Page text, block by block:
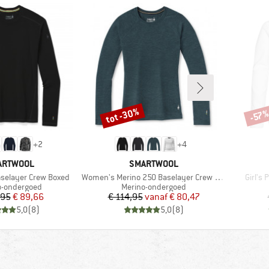
+2
Crew Boxed
ondergoed
Prijs
Verlaagde prijs
€ 89,66
5,0(8)
+4
MERK
SMARTWOOL
Artikel
Women's Merino 250 Baselayer Crew Boxed
Productgroep
Merino-ondergoed
Prijs
€ 114,95 Verlaagde prijs
vanaf€ 80,47
5,0(8)
Korting
tot -30%
Artikel
Girl's
-